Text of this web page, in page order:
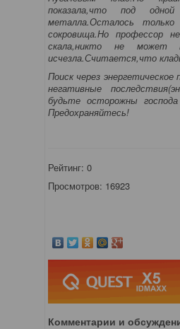
показала,что под
металла.Осталось
сокровища.Но профессор
скала,никто не может
исчезла.Считается,что
Поиск через
негативные
будьте осторожны
Предохраняйтесь!
Рейтинг:0
Просмотров: 16923
Комментарии и